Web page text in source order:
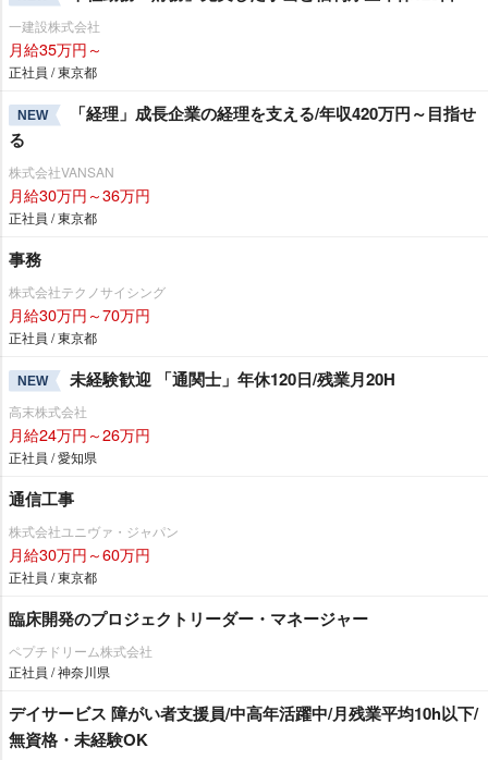
一建設株式会社
月給35万円～
正社員 / 東京都
NEW
「経理」成長企業の経理を支える/年収420万円～目指せ
る
株式会社VANSAN
月給30万円～36万円
正社員 / 東京都
事務
株式会社テクノサイシング
月給30万円～70万円
正社員 / 東京都
NEW 未経験歓迎 「通関士」年休120日/残業月20H
高末株式会社
月給24万円～26万円
正社員 / 愛知県
通信工事
株式会社ユニヴァ・ジャパン
月給30万円～60万円
正社員 / 東京都
臨床開発のプロジェクトリーダー・マネージャー
ペプチドリーム株式会社
正社員 / 神奈川県
デイサービス 障がい者支援員/中高年活躍中/月残業平均10h以下/
無資格・未経験OK